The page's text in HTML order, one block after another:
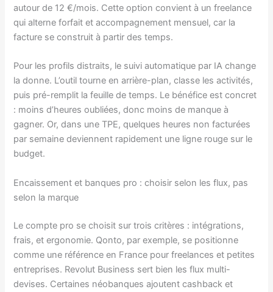
autour de 12 €/mois. Cette option convient à un freelance
qui alterne forfait et accompagnement mensuel, car la
facture se construit à partir des temps.
Pour les profils distraits, le suivi automatique par IA change
la donne. L’outil tourne en arrière-plan, classe les activités,
puis pré-remplit la feuille de temps. Le bénéfice est concret
: moins d’heures oubliées, donc moins de manque à
gagner. Or, dans une TPE, quelques heures non facturées
par semaine deviennent rapidement une ligne rouge sur le
budget.
Encaissement et banques pro : choisir selon les flux, pas
selon la marque
Le compte pro se choisit sur trois critères : intégrations,
frais, et ergonomie. Qonto, par exemple, se positionne
comme une référence en France pour freelances et petites
entreprises. Revolut Business sert bien les flux multi-
devises. Certaines néobanques ajoutent cashback et